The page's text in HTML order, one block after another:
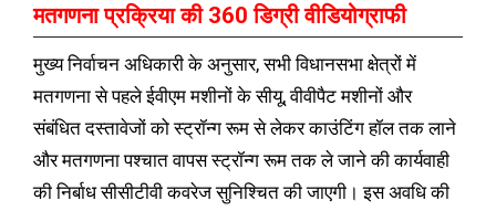
मतगणना प्रक्रिया की 360 डिग्री वीडियोग्राफी
मुख्य निर्वाचन अधिकारी के अनुसार, सभी विधानसभा क्षेत्रों में
मतगणना से पहले ईवीएम मशीनों के सीयू, वीवीपैट मशीनों और
संबंधित दस्तावेजों को स्ट्रॉन्ग रूम से लेकर काउंटिंग हॉल तक लाने
और मतगणना पश्चात वापस स्ट्रॉन्ग रूम तक ले जाने की कार्यवाही
की निर्बाध सीसीटीवी कवरेज सुनिश्चित की जाएगी। इस अवधि की